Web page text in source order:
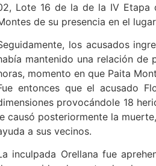
Lote 16 de la de la IV Etapa
de su presencia en el
los acusados
mantenido una relación de
momento en que Paita
entonces que el acusado
provocándole 18
causó posteriormente la
a sus vecinos.
inculpada Orellana fue